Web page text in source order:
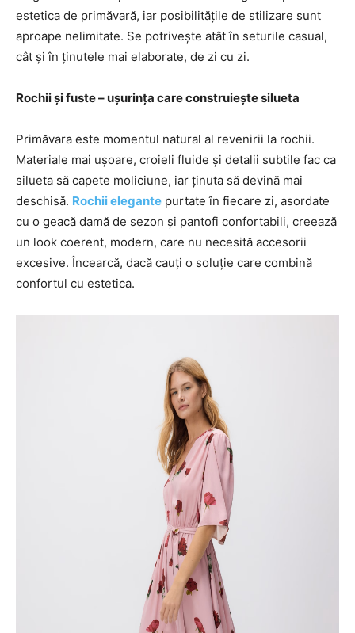
estetica de primăvară, iar posibilitățile de stilizare sunt
aproape nelimitate. Se potrivește atât în seturile casual,
cât și în ținutele mai elaborate, de zi cu zi.
Rochii și fuste – ușurința care construiește silueta
Primăvara este momentul natural al revenirii la rochii.
Materiale mai ușoare, croieli fluide și detalii subtile fac ca
silueta să capete moliciune, iar ținuta să devină mai
deschisă. Rochii elegante purtate în fiecare zi, asordate
cu o geacă damă de sezon și pantofi confortabili, creează
un look coerent, modern, care nu necesită accesorii
excesive. Încearcă, dacă cauți o soluție care combină
confortul cu estetica.